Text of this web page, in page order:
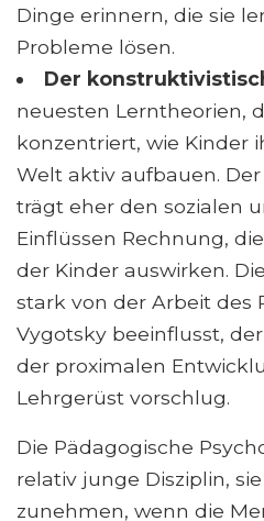
Dinge erinnern, die sie
Probleme lösen.
Der
neuesten Lerntheorien,
konzentriert, wie Kinder
Welt aktiv aufbauen.
trägt eher den sozialen
Einflüssen Rechnung,
der Kinder auswirken.
stark von der Arbeit des
Vygotsky beeinflusst,
der proximalen
Lehrgerüst vorschlug.
Die Pädagogische
relativ junge Disziplin,
zunehmen, wenn die